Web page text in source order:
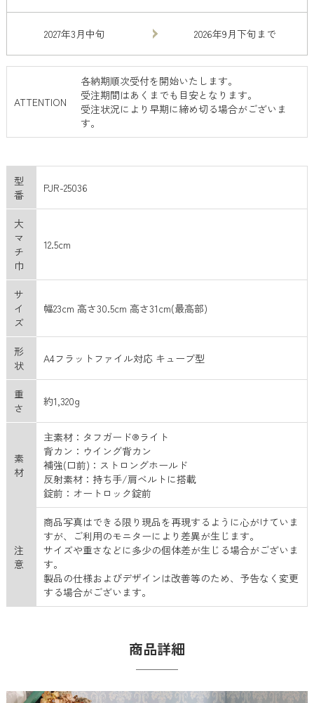
2027年3月中旬 2026年9月下旬まで
ATTENTION
各納期順次受付を開始いたします。
受注期間はあくまでも目安となります。
受注状況により早期に締め切る場合がございま
す。
型
番
PJR-25036
大
マ
チ
巾
12.5cm
サ
イ
ズ
幅23cm 高さ30.5cm 高さ31cm(最高部)
形
状
A4フラットファイル対応 キューブ型
重
さ
約1,320g
素
材
主素材：タフガード®ライト
背カン：ウイング背カン
補強(口前)：ストロングホールド
反射素材：持ち手/肩ベルトに搭載
錠前：オートロック錠前
注
意
商品写真はできる限り現品を再現するように心がけていま
すが、ご利用のモニターにより差異が生じます。
サイズや重さなどに多少の個体差が生じる場合がございま
す。
製品の仕様およびデザインは改善等のため、予告なく変更
する場合がございます。
商品詳細